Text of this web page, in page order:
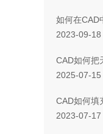
2023-09-18
2025-07-15
CAD如何填
2023-07-17